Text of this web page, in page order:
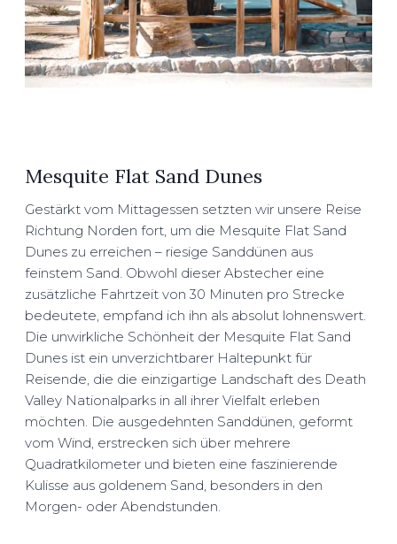
Mesquite Flat Sand Dunes
Gestärkt vom Mittagessen setzten wir unsere Reise
Richtung Norden fort, um die Mesquite Flat Sand
Dunes zu erreichen – riesige Sanddünen aus
feinstem Sand. Obwohl dieser Abstecher eine
zusätzliche Fahrtzeit von 30 Minuten pro Strecke
bedeutete, empfand ich ihn als absolut lohnenswert.
Die unwirkliche Schönheit der Mesquite Flat Sand
Dunes ist ein unverzichtbarer Haltepunkt für
Reisende, die die einzigartige Landschaft des Death
Valley Nationalparks in all ihrer Vielfalt erleben
möchten. Die ausgedehnten Sanddünen, geformt
vom Wind, erstrecken sich über mehrere
Quadratkilometer und bieten eine faszinierende
Kulisse aus goldenem Sand, besonders in den
Morgen- oder Abendstunden.